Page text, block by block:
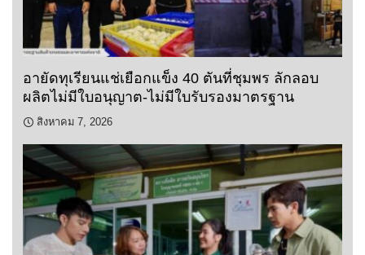
อายัดทุเรียนแช่เยือกแข็ง 40 ตันที่ชุมพร ลักลอบ
ผลิตไม่มีใบอนุญาต-ไม่มีใบรับรองมาตรฐาน
สิงหาคม 7, 2026